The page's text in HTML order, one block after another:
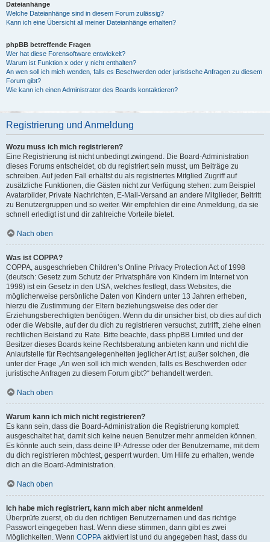
Dateianhänge
Welche Dateianhänge sind in diesem Forum zulässig?
Kann ich eine Übersicht all meiner Dateianhänge erhalten?
phpBB betreffende Fragen
Wer hat diese Forensoftware entwickelt?
Warum ist Funktion x oder y nicht enthalten?
An wen soll ich mich wenden, falls es Beschwerden oder juristische Anfragen zu diesem
Forum gibt?
Wie kann ich einen Administrator des Boards kontaktieren?
Registrierung und Anmeldung
Wozu muss ich mich registrieren?
Eine Registrierung ist nicht unbedingt zwingend. Die Board-Administration
dieses Forums entscheidet, ob du registriert sein musst, um Beiträge zu
schreiben. Auf jeden Fall erhältst du als registriertes Mitglied Zugriff auf
zusätzliche Funktionen, die Gästen nicht zur Verfügung stehen: zum Beispiel
Avatarbilder, Private Nachrichten, E-Mail-Versand an andere Mitglieder, Beitritt
zu Benutzergruppen und so weiter. Wir empfehlen dir eine Anmeldung, da sie
schnell erledigt ist und dir zahlreiche Vorteile bietet.
Nach oben
Was ist COPPA?
COPPA, ausgeschrieben Children’s Online Privacy Protection Act of 1998
(deutsch: Gesetz zum Schutz der Privatsphäre von Kindern im Internet von
1998) ist ein Gesetz in den USA, welches festlegt, dass Websites, die
möglicherweise persönliche Daten von Kindern unter 13 Jahren erheben,
hierzu die Zustimmung der Eltern beziehungsweise des oder der
Erziehungsberechtigten benötigen. Wenn du dir unsicher bist, ob dies auf dich
oder die Website, auf der du dich zu registrieren versuchst, zutrifft, ziehe einen
rechtlichen Beistand zu Rate. Bitte beachte, dass phpBB Limited und der
Besitzer dieses Boards keine Rechtsberatung anbieten kann und nicht die
Anlaufstelle für Rechtsangelegenheiten jeglicher Art ist; außer solchen, die
unter der Frage „An wen soll ich mich wenden, falls es Beschwerden oder
juristische Anfragen zu diesem Forum gibt?“ behandelt werden.
Nach oben
Warum kann ich mich nicht registrieren?
Es kann sein, dass die Board-Administration die Registrierung komplett
ausgeschaltet hat, damit sich keine neuen Benutzer mehr anmelden können.
Es könnte auch sein, dass deine IP-Adresse oder der Benutzername, mit dem
du dich registrieren möchtest, gesperrt wurden. Um Hilfe zu erhalten, wende
dich an die Board-Administration.
Nach oben
Ich habe mich registriert, kann mich aber nicht anmelden!
Überprüfe zuerst, ob du den richtigen Benutzernamen und das richtige
Passwort eingegeben hast. Wenn diese stimmen, dann gibt es zwei
Möglichkeiten. Wenn COPPA aktiviert ist und du angegeben hast, dass du